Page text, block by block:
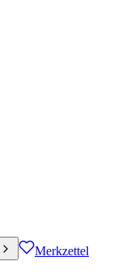
Merkzettel